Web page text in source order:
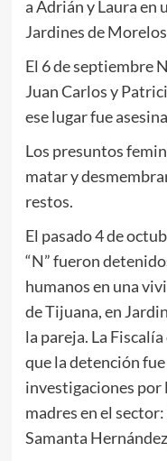
a Adrián y Laura en
Jardines de
El 6 de septiembre
Juan Carlos y
ese lugar fue
Los presuntos
matar y
restos.
El pasado 4 de
“N” fueron
humanos en una
de Tijuana, en
la pareja. La
que la detención
investigaciones por
madres en el
Samanta